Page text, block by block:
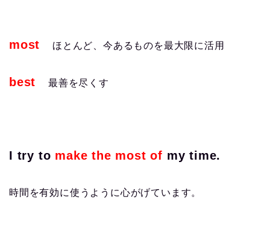
most ほとんど、今あるものを最大限に活用
best 最善を尽くす
I try to make the most of my time.
時間を有効に使うように心がげています。